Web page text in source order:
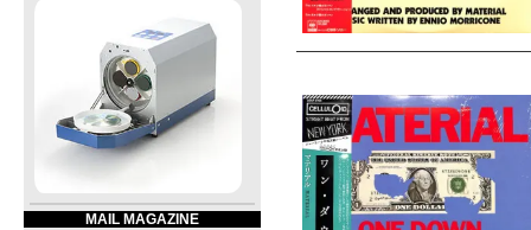
MAIL MAGAZINE